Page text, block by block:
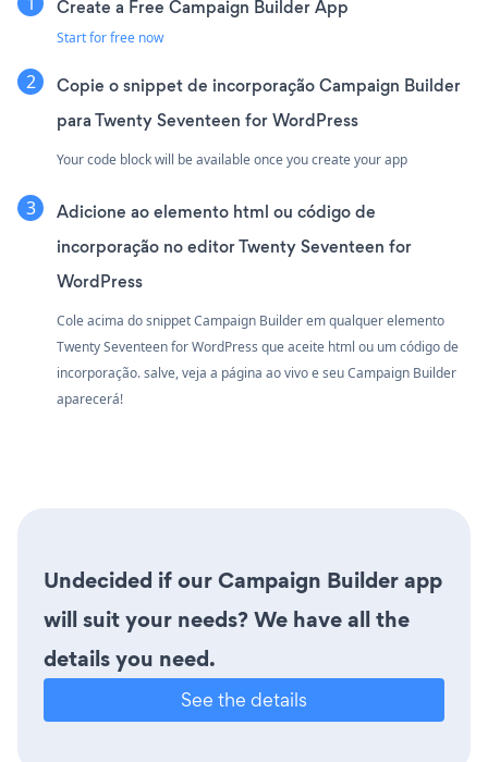
Create a Free Campaign Builder App
Start for free now
Copie o snippet de incorporação Campaign Builder
para Twenty Seventeen for WordPress
Your code block will be available once you create your app
Adicione ao elemento html ou código de
incorporação no editor Twenty Seventeen for
WordPress
Cole acima do snippet Campaign Builder em qualquer elemento
Twenty Seventeen for WordPress que aceite html ou um código de
incorporação. salve, veja a página ao vivo e seu Campaign Builder
aparecerá!
Undecided if our Campaign Builder app
will suit your needs? We have all the
details you need.
See the details